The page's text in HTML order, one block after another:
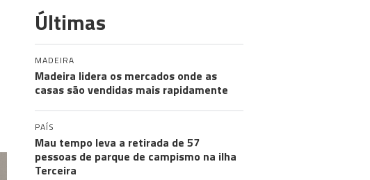
Últimas
MADEIRA
Madeira lidera os mercados onde as
casas são vendidas mais rapidamente
PAÍS
Mau tempo leva a retirada de 57
pessoas de parque de campismo na ilha
Terceira